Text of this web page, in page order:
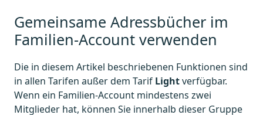
Gemeinsame Adressbücher im
Familien-Account verwenden
Die in diesem Artikel beschriebenen Funktionen sind
in allen Tarifen außer dem Tarif Lightverfügbar.
Wenn ein Familien-Account mindestens zwei
Mitglieder hat, können Sie innerhalb dieser Gruppe